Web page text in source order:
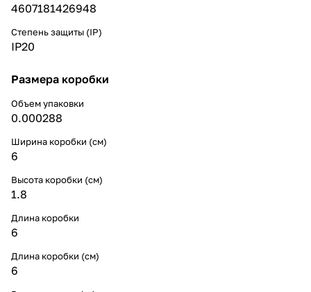
4607181426948
Степень защиты (IP)
IP20
Размера коробки
Объем упаковки
0.000288
Ширина коробки (см)
6
Высота коробки (см)
1.8
Длина коробки
6
Длина коробки (см)
6